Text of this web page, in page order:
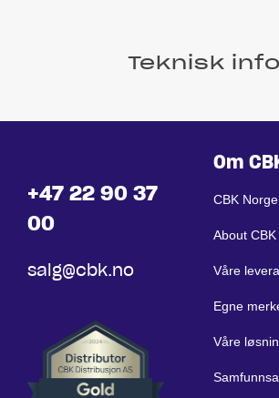
Teknisk info
+47 22 90 37
00
salg@cbk.no
Om
CBK Norge
About
Våre
Egne
Våre